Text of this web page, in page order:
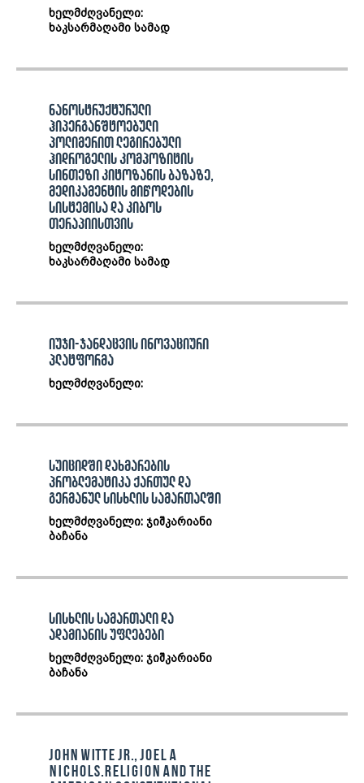
ხელმძღვანელი:
ხაკსარმაღამი სამად
ნანოსტრუქტურული
ჰიპერგანშტოებული
პოლიმერით ლეგირებული
ჰიდროგელის კომპოზიტის
სინთეზი კიტოზანის ბაზაზე,
მედიკამენტის მიწოდების
სისტემისა და კიბოს
თერაპიისთვის
ხელმძღვანელი:
ხაკსარმაღამი სამად
იუჯი-ჯანდაცვის ინოვაციური
პლატფორმა
ხელმძღვანელი:
სუიციდში დახმარების
პრობლემატიკა ქართულ და
გერმანულ სისხლის სამართალში
ხელმძღვანელი: ჯიშკარიანი
ბაჩანა
სისხლის სამართალი და
ადამიანის უფლებები
ხელმძღვანელი: ჯიშკარიანი
ბაჩანა
John Witte Jr., Joel A
Nichols.Religion and the